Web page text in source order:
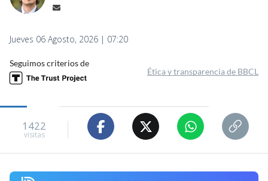
Jueves 06 Agosto, 2026 | 07:20
Seguimos criterios de
Ética y transparencia de BBCL
1422
visitas